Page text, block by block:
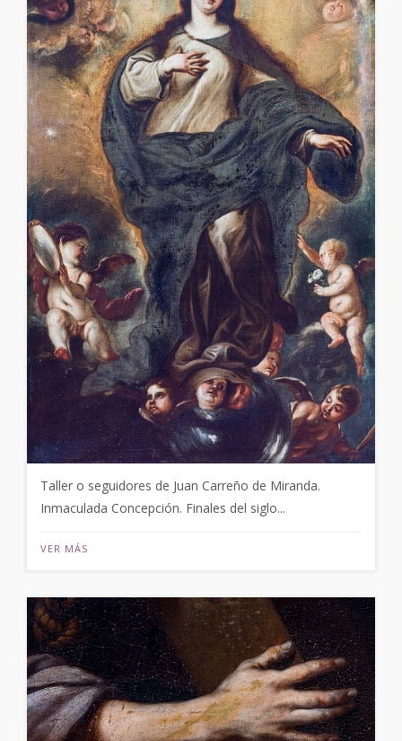
Taller o seguidores de Juan Carreño de Miranda.
Inmaculada Concepción. Finales del siglo...
VER MÁS